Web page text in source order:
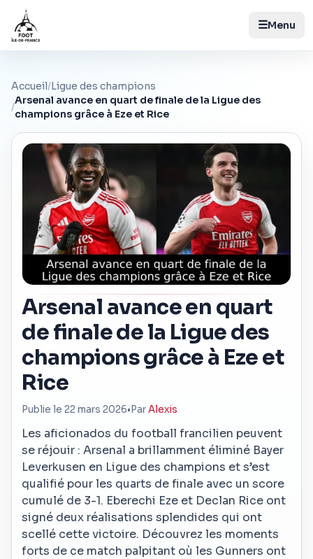
☰Menu
Accueil/Ligue des champions
/
Arsenal avance en quart de finale de la Ligue des
champions grâce à Eze et Rice
Arsenal avance en quart
de finale de la Ligue des
champions grâce à Eze et
Rice
Publie le 22 mars 2026• ParAlexis
Les aficionados du football francilien peuvent
se réjouir : Arsenal a brillamment éliminé Bayer
Leverkusen en Ligue des champions et s’est
qualifié pour les quarts de finale avec un score
cumulé de 3-1. Eberechi Eze et Declan Rice ont
signé deux réalisations splendides qui ont
scellé cette victoire. Découvrez les moments
forts de ce match palpitant où les Gunners ont